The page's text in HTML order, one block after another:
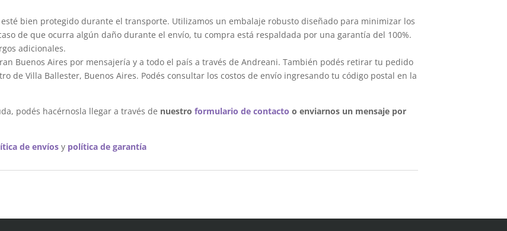
bien protegido durante el transporte. Utilizamos un embalaje robusto diseñado para minimizar los
de que ocurra algún daño durante el envío, tu compra está respaldada por una garantía del 100%.
adicionales.
Buenos Aires por mensajería y a todo el país a través de Andreani. También podés retirar tu pedido
de Villa Ballester, Buenos Aires. Podés consultar los costos de envío ingresando tu código postal en la
podés hacérnosla llegar a través de nuestroformulario de contacto o enviarnos un mensaje por
de envíos y política de garantía